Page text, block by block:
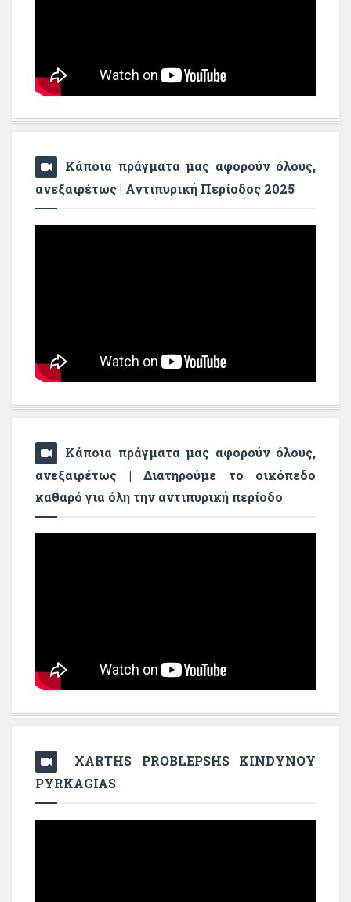
Κάποια πράγματα μας αφορούν όλους,
ανεξαιρέτως | Αντιπυρική Περίοδος 2025
Κάποια πράγματα μας αφορούν όλους,
ανεξαιρέτως | Διατηρούμε το οικόπεδο
καθαρό για όλη την αντιπυρική περίοδο
XARTHS PROBLEPSHS KINDYNOY
PYRKAGIAS